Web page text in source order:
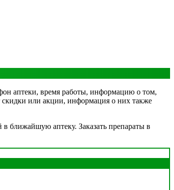
аптеки, время работы, информацию о том,
скидки или акции, информация о них также
ближайшую аптеку. Заказать препараты в